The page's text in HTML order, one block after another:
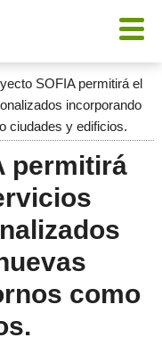
SOFIA permitirá el
incorporando
ciudades y edificios.
permitirá
como